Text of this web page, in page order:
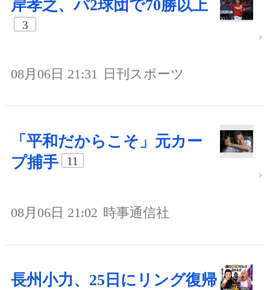
岸孝之、パ2球団で70勝以上
3
08月06日 21:31 日刊スポーツ
「平和だからこそ」元カー
プ捕手
11
08月06日 21:02 時事通信社
長州小力、25日にリング復帰